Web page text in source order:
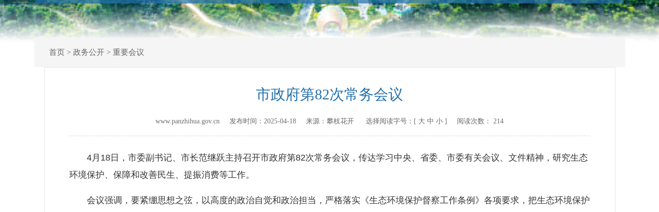
首页> 政务公开> 重要会议
市政府第82次常务会议
www.panzhihua.gov.cn 发布时间： 2025-04-18 来源： 攀枝花开 选择阅读字号：[ 大 中 小 ] 阅读次数： 214
4月18日，市委副书记、市长范继跃主持召开市政府第82次常务会议，传达学习中央、省委、市委有关会议、文件精神，研究生态
环境保护、保障和改善民生、提振消费等工作。
会议强调，要紧绷思想之弦，以高度的政治自觉和政治担当，严格落实《生态环境保护督察工作条例》各项要求，把生态环境保护